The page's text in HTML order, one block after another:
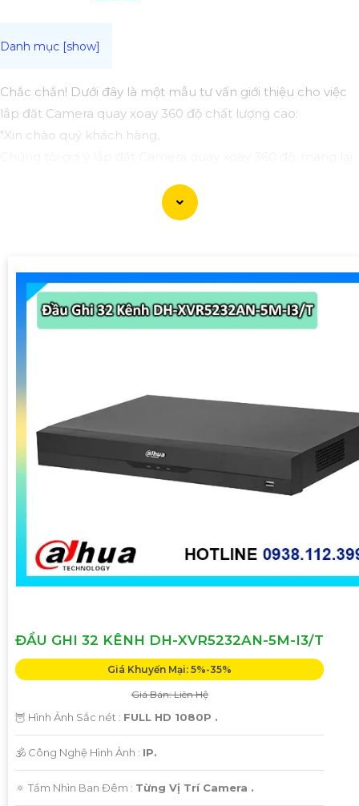
Chắc chắn! Dưới đây là một mẫu tư vấn giới thiệu cho việc
lắp đặt Camera quay xoay 360 độ chất lượng cao:
"Xin chào quý khách hàng,
không gian quan sát. Với khả năng quay theo chiều ngang
và chiều dọc, Camera 360 sẽ giúp quý khách giám sát tốt
Nếu quý khách cần hỗ trợ hoặc muốn biết thêm thông tin
chi tiết, vui lòng liên hệ với chúng tôi để được tư vấn và lắp
đặt Camera quay xoay 360 độ chất lượng hàng đầu.
ĐẦU GHI 32 KÊNH DH-XVR5232AN-5M-I3/T
Giá Khuyến Mại: 5%-35%
Giá Bán: Liên Hệ
🦉 Hình Ảnh Sắc nét : FULL HD 1080P .
🕉️ Công Nghệ Hình Ảnh : IP.
🔅 Tầm Nhìn Ban Đêm : Từng Vị Trí Camera .